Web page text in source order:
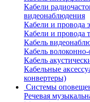
Кабели
видеонаблюдения
Кабели и провода
Кабели и провода
Кабель
Кабель
Кабель
Кабельные
конвертеры)
Системы
Речевая